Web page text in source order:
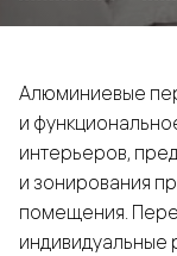
Алюминиевые
и
интерьеров,
и зонирования
помещения.
индивидуальные